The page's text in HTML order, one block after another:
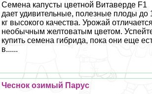
Семена капусты цветной Витаверде F1
дает удивительные, полезные плоды до
кг высокого качества. Урожай отличается
необычным желтоватым цветом.
купить семена гибрида, пока они еще
в......
Чеснок озимый Парус